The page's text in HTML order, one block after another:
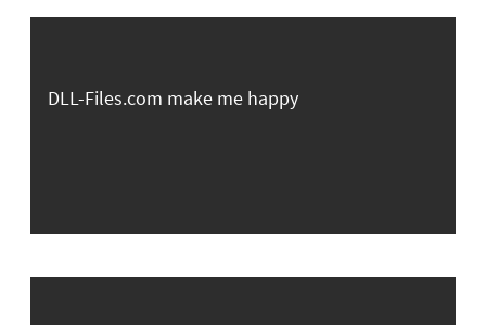
DLL-Files.com make me happy